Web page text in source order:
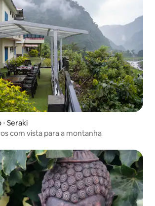
Seraki
com vista para a montanha